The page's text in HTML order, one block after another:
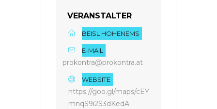
VERANSTALTER
BEISL HOHENEMS
E-MAIL
prokontra@prokontra.at
WEBSITE
https://goo.gl/maps/cEY
mnqS9i2S3dKedA